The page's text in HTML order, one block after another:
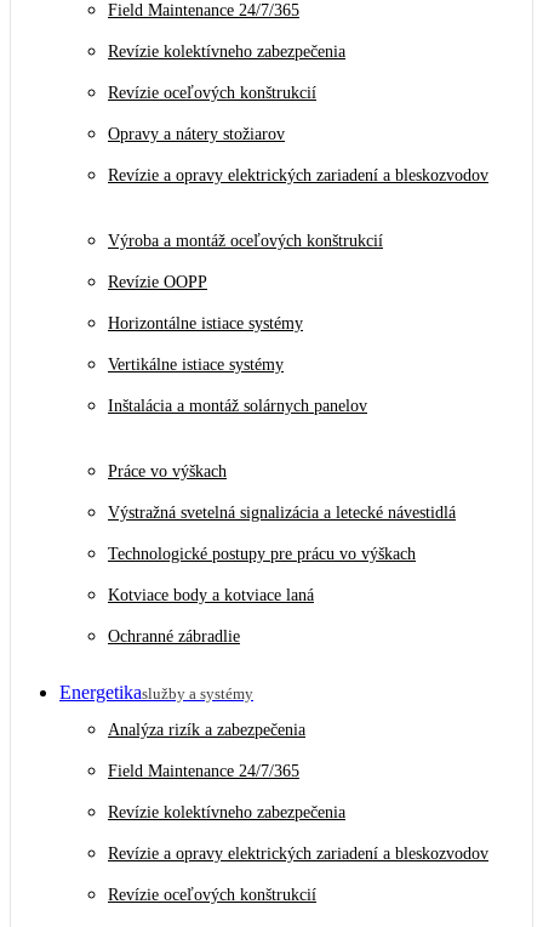
Field Maintenance 24/7/365
Revízie kolektívneho zabezpečenia
Revízie oceľových konštrukcií
Opravy a nátery stožiarov
Revízie a opravy elektrických zariadení a bleskozvodov
Výroba a montáž oceľových konštrukcií
Revízie OOPP
Horizontálne istiace systémy
Vertikálne istiace systémy
Inštalácia a montáž solárnych panelov
Práce vo výškach
Výstražná svetelná signalizácia a letecké návestidlá
Technologické postupy pre prácu vo výškach
Kotviace body a kotviace laná
Ochranné zábradlie
Energetikaslužby a systémy
Analýza rizík a zabezpečenia
Field Maintenance 24/7/365
Revízie kolektívneho zabezpečenia
Revízie a opravy elektrických zariadení a bleskozvodov
Revízie oceľových konštrukcií